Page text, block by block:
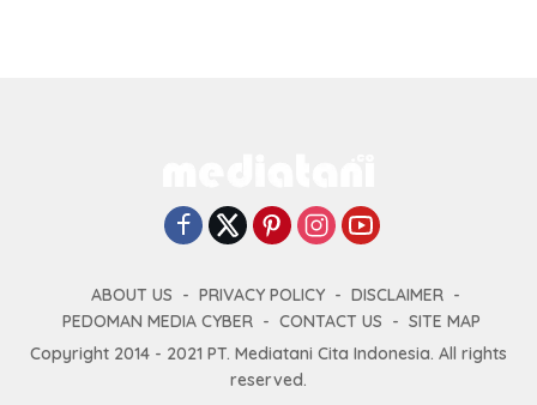
ABOUT US PRIVACY POLICY
DISCLAIMER
PEDOMAN MEDIA CYBER
CONTACT US
SITE MAP
Copyright 2014 - 2021 PT. Mediatani Cita Indonesia. All rights
reserved.